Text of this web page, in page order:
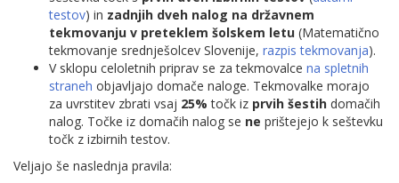
testov) in zadnjih dveh nalog na državnem
tekmovanju v preteklem šolskem letu (Matematično
tekmovanje srednješolcev Slovenije, razpis tekmovanja).
V sklopu celoletnih priprav se za tekmovalce na spletnih
straneh objavljajo domače naloge. Tekmovalke morajo
za uvrstitev zbrati vsaj 25% točk iz prvih šestih domačih
nalog. Točke iz domačih nalog se ne prištejejo k seštevku
točk z izbirnih testov.
Veljajo še naslednja pravila: